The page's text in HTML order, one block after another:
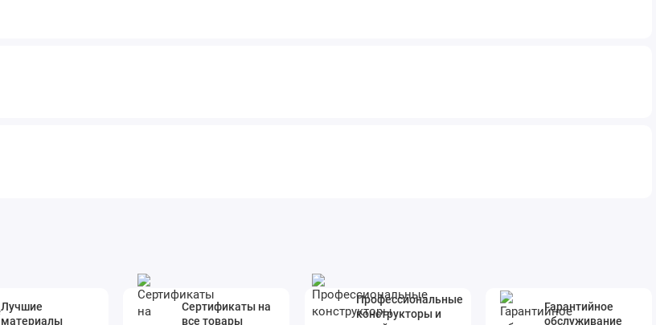
Лучшие
материалы
Сертификаты на
все товары
Профессиональные
конструкторы и
Гарантийное
обслуживание